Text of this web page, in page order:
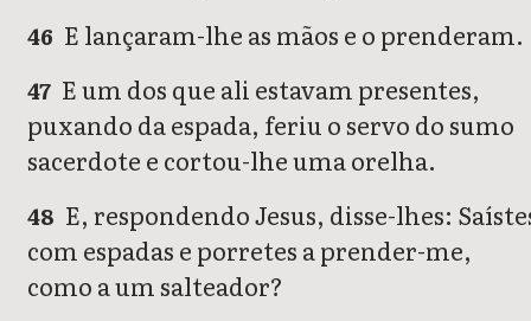
46 E lançaram-lhe as mãos e o prenderam.
47 E um dos que ali estavam presentes,
puxando da espada, feriu o servo do sumo
sacerdote e cortou-lhe uma orelha.
48 E, respondendo Jesus, disse-lhes:
com espadas e porretes a prender-me,
como a um salteador?